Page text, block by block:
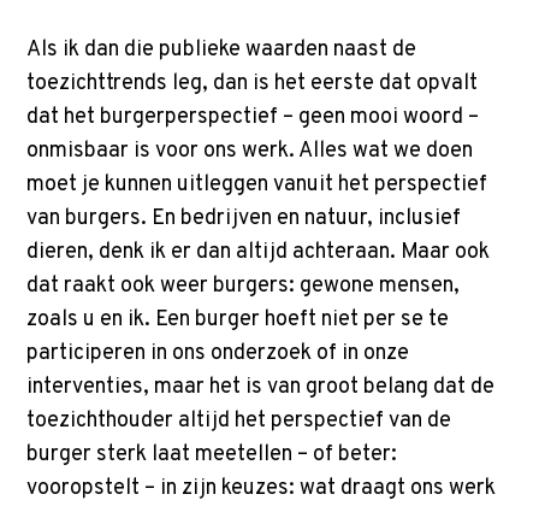
Als ik dan die publieke waarden naast de
toezichttrends leg, dan is het eerste dat opvalt
dat het burgerperspectief – geen mooi woord –
onmisbaar is voor ons werk. Alles wat we doen
moet je kunnen uitleggen vanuit het perspectief
van burgers. En bedrijven en natuur, inclusief
dieren, denk ik er dan altijd achteraan. Maar ook
dat raakt ook weer burgers: gewone mensen,
zoals u en ik. Een burger hoeft niet per se te
participeren in ons onderzoek of in onze
interventies, maar het is van groot belang dat de
toezichthouder altijd het perspectief van de
burger sterk laat meetellen – of beter:
vooropstelt – in zijn keuzes: wat draagt ons werk